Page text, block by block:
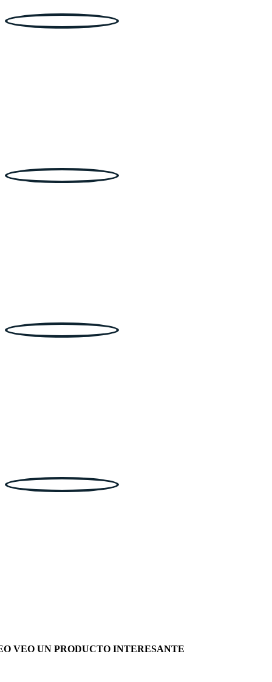
VEO UN PRODUCTO INTERESANTE